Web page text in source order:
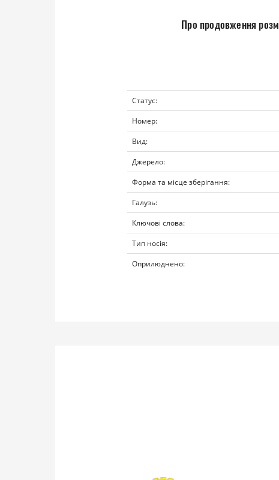
Про продовження
Статус:
Номер:
Вид:
Джерело:
Форма та місце зберігання:
Галузь:
Ключові слова:
Тип носія:
Оприлюднено: